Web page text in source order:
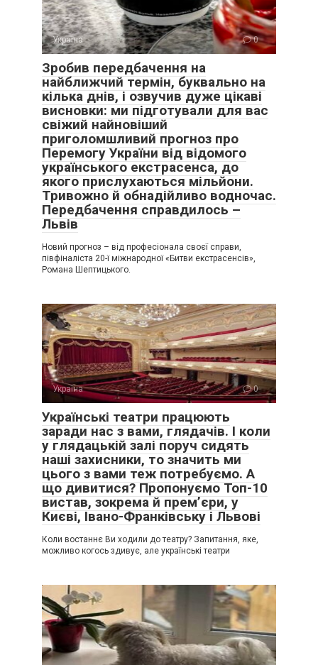
Україна 0
Зробив передбачення на
найближчий термін, буквально на
кілька днів, і озвучив дуже цікаві
висновки: ми підготували для вас
свіжий найновіший
приголомшливий прогноз про
Перемогу України від відомого
українського екстрасенса, до
якого прислухаються мільйони.
Тривожно й обнадійливо водночас.
Передбачення справдилось –
Львів
Новий прогноз – від професіонала своєї справи,
півфіналіста 20-ї міжнародної «Битви екстрасенсів»,
Романа Шептицького.
Україна 0
Українські театри працюють
заради нас з вами, глядачів. І коли
у глядацькій залі поруч сидять
наші захисники, то значить ми
цього з вами теж потребуємо. А
що дивитися? Пропонуємо Топ-10
вистав, зокрема й прем’єри, у
Києві, Івано-Франківську і Львові
Коли востаннє Ви ходили до театру? Запитання, яке,
можливо когось здивує, але українські театри